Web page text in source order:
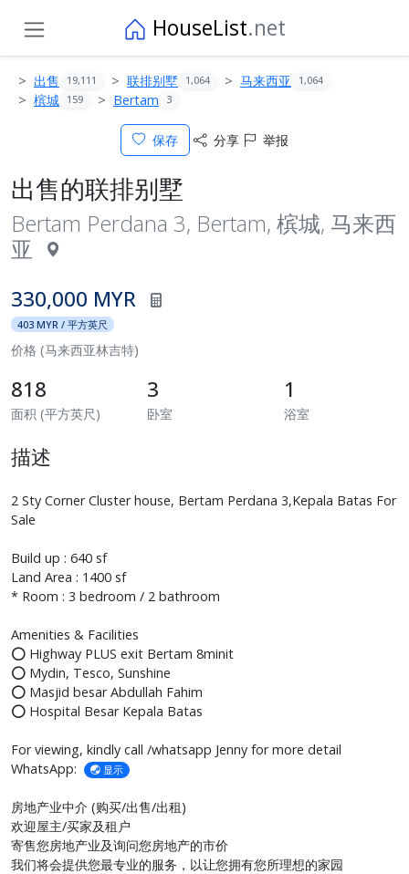
HouseList.net
出售 19,111 联排别墅 1,064 马来西亚 1,064
槟城 159 Bertam 3
保存 分享 举报
出售的联排别墅
Bertam Perdana 3, Bertam, 槟城, 马来西
亚
330,000 MYR
403 MYR / 平方英尺
价格 (马来西亚林吉特)
818
面积 (平方英尺)
3
卧室
1
浴室
描述
2 Sty Corner Cluster house, Bertam Perdana 3,Kepala Batas For
Sale
Build up : 640 sf
Land Area : 1400 sf
* Room : 3 bedroom / 2 bathroom
Amenities & Facilities
⭕ Highway PLUS exit Bertam 8minit
⭕ Mydin, Tesco, Sunshine
⭕ Masjid besar Abdullah Fahim
⭕ Hospital Besar Kepala Batas
For viewing, kindly call /whatsapp Jenny for more detail
WhatsApp:
显示
房地产业中介 (购买/出售/出租)
欢迎屋主/买家及租户
寄售您房地产业及询问您房地产的市价
我们将会提供您最专业的服务，以让您拥有您所理想的家园